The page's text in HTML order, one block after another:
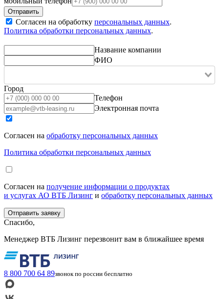
Согласен на обработку персональных данных.
Политика обработки персональных данных.
Название компании
ФИО
Город
Телефон
Электронная почта
Согласен на обработку персональных данных
Политика обработки персональных данных
Согласен на получение информации о продуктах
и услугах АО ВТБ Лизинг и обработку персональных данных
Спасибо,
Менеджер ВТБ Лизинг перезвонит вам в ближайшее время
8 800 700 64 89звонок по россии бесплатно